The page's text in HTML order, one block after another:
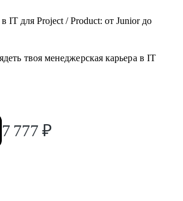
IT для Project / Product: от Junior до
твоя менеджерская карьера в IT
7 777 ₽